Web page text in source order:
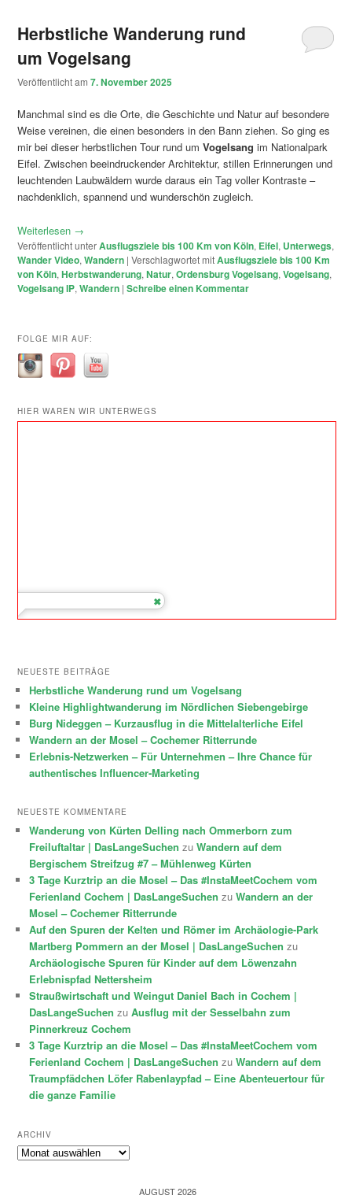
Herbstliche Wanderung rund
um Vogelsang
Veröffentlicht am7. November 2025
Manchmal sind es die Orte, die Geschichte und Natur auf besondere
Weise vereinen, die einen besonders in den Bann ziehen. So ging es
mir bei dieser herbstlichen Tour rund umVogelsang im Nationalpark
Eifel. Zwischen beeindruckender Architektur, stillen Erinnerungen und
leuchtenden Laubwäldern wurde daraus ein Tag voller Kontraste –
nachdenklich, spannend und wunderschön zugleich.
Weiterlesen →
Veröffentlicht unterAusflugsziele bis 100 Km von Köln, Eifel, Unterwegs,
Wander Video,Wandern |Verschlagwortet mitAusflugsziele bis 100 Km
von Köln,Herbstwanderung,Natur,Ordensburg Vogelsang,Vogelsang,
Vogelsang IP,Wandern |Schreibe einen Kommentar
FOLGE MIR AUF:
HIER WAREN WIR UNTERWEGS
NEUESTE BEITRÄGE
Herbstliche Wanderung rund um Vogelsang
Kleine Highlightwanderung im Nördlichen Siebengebirge
Burg Nideggen – Kurzausflug in die Mittelalterliche Eifel
Wandern an der Mosel – Cochemer Ritterrunde
Erlebnis-Netzwerken – Für Unternehmen – Ihre Chance für
authentisches Influencer-Marketing
NEUESTE KOMMENTARE
Wanderung von Kürten Delling nach Ommerborn zum
Freiluftaltar | DasLangeSuchen zuWandern auf dem
Bergischem Streifzug #7 – Mühlenweg Kürten
3 Tage Kurztrip an die Mosel – Das #InstaMeetCochem vom
Ferienland Cochem | DasLangeSuchen zuWandern an der
Mosel – Cochemer Ritterrunde
Auf den Spuren der Kelten und Römer im Archäologie-Park
Martberg Pommern an der Mosel | DasLangeSuchen zu
Archäologische Spuren für Kinder auf dem Löwenzahn
Erlebnispfad Nettersheim
Straußwirtschaft und Weingut Daniel Bach in Cochem |
DasLangeSuchen zuAusflug mit der Sesselbahn zum
Pinnerkreuz Cochem
3 Tage Kurztrip an die Mosel – Das #InstaMeetCochem vom
Ferienland Cochem | DasLangeSuchen zuWandern auf dem
Traumpfädchen Löfer Rabenlaypfad – Eine Abenteuertour für
die ganze Familie
ARCHIV
Archiv
AUGUST 2026